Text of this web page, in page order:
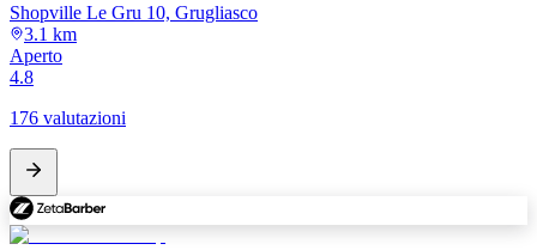
Shopville Le Gru 10, Grugliasco
3.1 km
Aperto
4.8
176 valutazioni